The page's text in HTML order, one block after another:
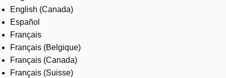
English (Canada)
Español
Français
Français (Belgique)
Français (Canada)
Français (Suisse)